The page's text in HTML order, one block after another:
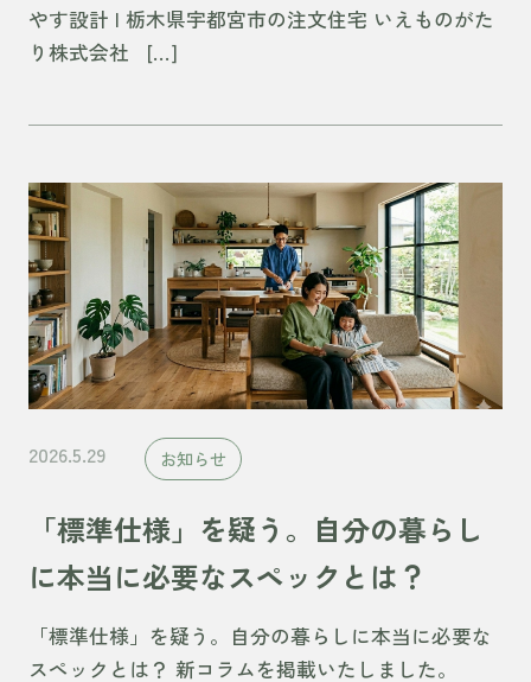
やす設計 | 栃木県宇都宮市の注文住宅 いえものがた
り株式会社 […]
2026.5.29 お知らせ
「標準仕様」を疑う。自分の暮らし
に本当に必要なスペックとは？
「標準仕様」を疑う。自分の暮らしに本当に必要な
スペックとは？ 新コラムを掲載いたしました。